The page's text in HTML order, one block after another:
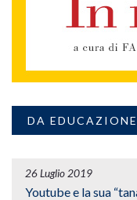
DA
26 Luglio 2019
Youtube e la sua